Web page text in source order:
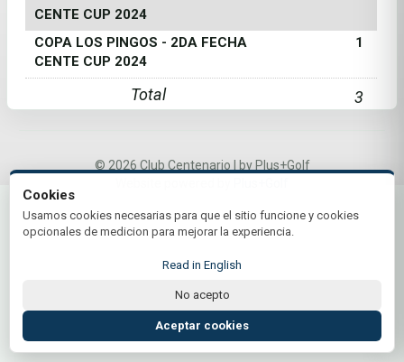
CENTE CUP 2024
COPA LOS PINGOS - 2DA FECHA
CENTE CUP 2024
1
Total 3
© 2026 Club Centenario | by Plus+Golf
Cookies
Usamos cookies necesarias para que el sitio funcione y cookies
opcionales de medicion para mejorar la experiencia.
Read in English
No acepto
Aceptar cookies